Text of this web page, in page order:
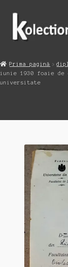
Sari
navigare
Sari
conținut
Magazin
Blog
Contact
Prima pagină
iunie 1930 foaie de
universitate